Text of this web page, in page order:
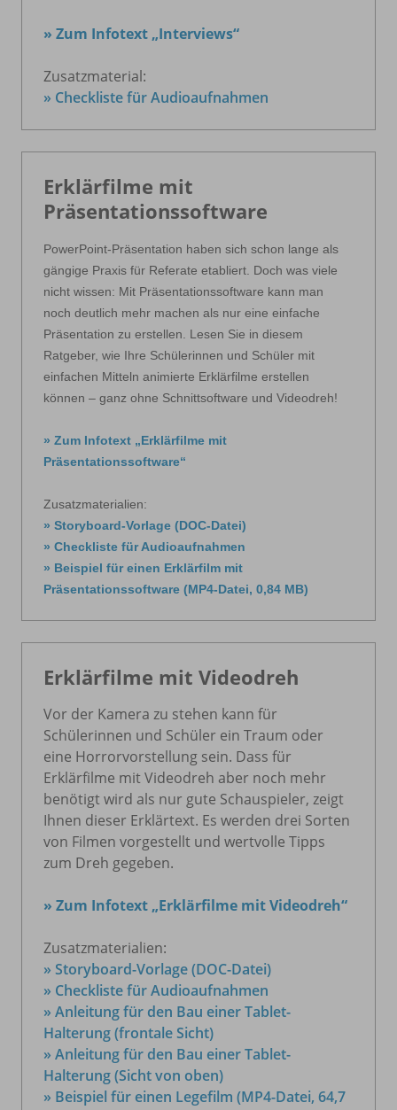
» Zum Infotext „Interviews“
Zusatzmaterial:
» Checkliste für Audioaufnahmen
Erklärfilme mit
Präsentationssoftware
PowerPoint-Präsentation haben sich schon lange als
gängige Praxis für Referate etabliert. Doch was viele
nicht wissen: Mit Präsentationssoftware kann man
noch deutlich mehr machen als nur eine einfache
Präsentation zu erstellen. Lesen Sie in diesem
Ratgeber, wie Ihre Schülerinnen und Schüler mit
einfachen Mitteln animierte Erklärfilme erstellen
können – ganz ohne Schnittsoftware und Videodreh!
» Zum Infotext „Erklärfilme mit
Präsentationssoftware“
Zusatzmaterialien:
» Storyboard-Vorlage (DOC-Datei)
» Checkliste für Audioaufnahmen
» Beispiel für einen Erklärfilm mit
Präsentationssoftware (MP4-Datei, 0,84 MB)
Erklärfilme mit Videodreh
Vor der Kamera zu stehen kann für
Schülerinnen und Schüler ein Traum oder
eine Horrorvorstellung sein. Dass für
Erklärfilme mit Videodreh aber noch mehr
benötigt wird als nur gute Schauspieler, zeigt
Ihnen dieser Erklärtext. Es werden drei Sorten
von Filmen vorgestellt und wertvolle Tipps
zum Dreh gegeben.
» Zum Infotext „Erklärfilme mit Videodreh“
Zusatzmaterialien:
» Storyboard-Vorlage (DOC-Datei)
» Checkliste für Audioaufnahmen
» Anleitung für den Bau einer Tablet-
Halterung (frontale Sicht)
» Anleitung für den Bau einer Tablet-
Halterung (Sicht von oben)
» Beispiel für einen Legefilm (MP4-Datei, 64,7